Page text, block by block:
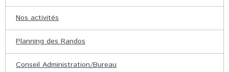
Nos activités
Planning des Randos
Conseil Administration/Bureau